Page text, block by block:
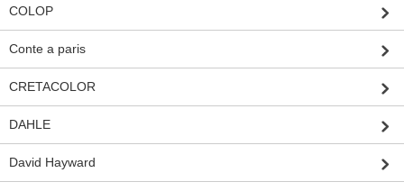
COLOP
Conte a paris
CRETACOLOR
DAHLE
David Hayward